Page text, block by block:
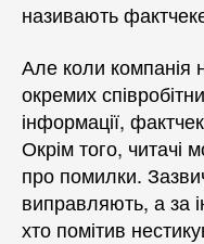
називають
Але коли компанія
окремих
інформації,
Окрім того, читачі
про помилки.
виправляють, а за
хто помітив